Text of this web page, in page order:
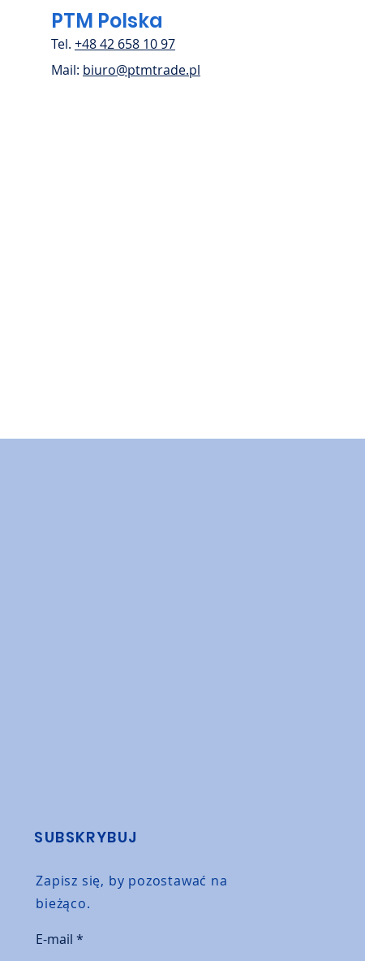
PTM Polska
Tel. +48 42 658 10 97
Mail: biuro@ptmtrade.pl
SUBSKRYBUJ
Zapisz się, by pozostawać na
bieżąco.
E-mail